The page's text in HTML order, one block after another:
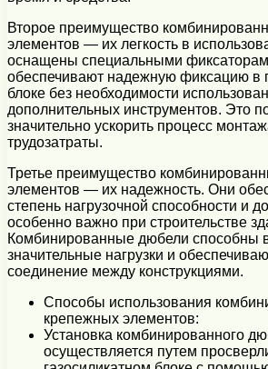
Второе преимущество
элементов — их легкость в
оснащены специальными
обеспечивают надежную фиксацию в
блоке без необходимости
дополнительных инструментов. Это
значительно ускорить процесс
трудозатраты.
Третье преимущество
элементов — их надежность. Они
степень нагрузочной способности и
особенно важно при строительстве
Комбинированные дюбели способны
значительные нагрузки и
соединение между конструкциями.
Способы использования
крепежных элементов:
Установка комбинированного
осуществляется путем